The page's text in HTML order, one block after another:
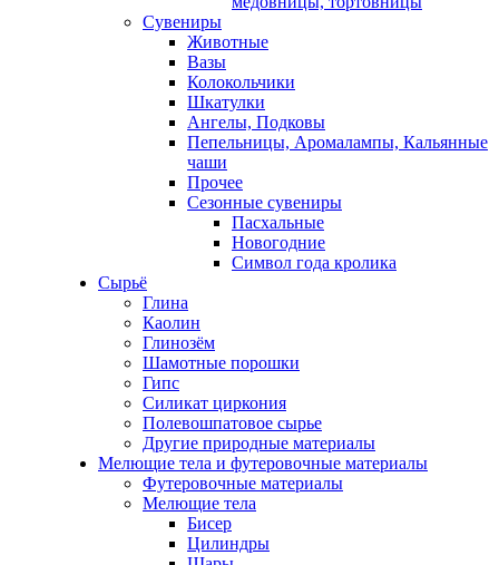
Сувениры
Животные
Вазы
Колокольчики
Шкатулки
Ангелы, Подковы
Пепельницы, Аромалампы, Кальянные
чаши
Прочее
Сезонные сувениры
Пасхальные
Новогодние
Символ года кролика
Сырьё
Глина
Каолин
Глинозём
Шамотные порошки
Гипс
Силикат циркония
Полевошпатовое сырье
Другие природные материалы
Мелющие тела и футеровочные материалы
Футеровочные материалы
Мелющие тела
Бисер
Цилиндры